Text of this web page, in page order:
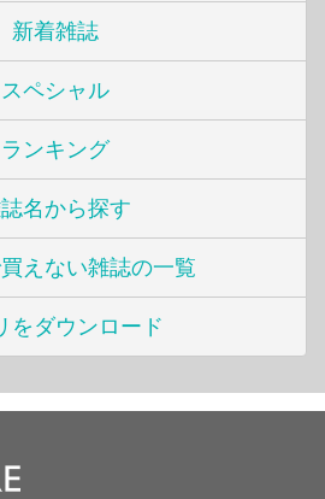
新着雑誌
スペシャル
ランキング
名から探す
えない雑誌の一覧
をダウンロード